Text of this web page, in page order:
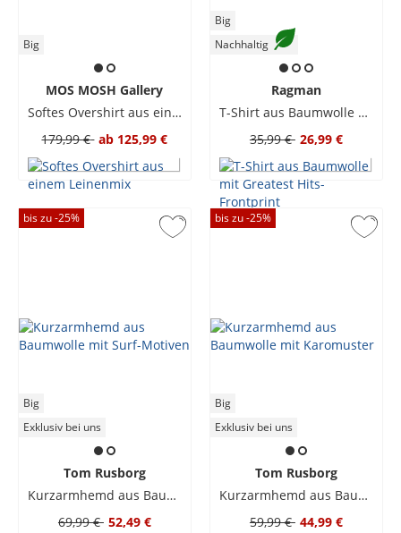
Big
MOS MOSH Gallery
Softes Overshirt aus einem Leinenmix
179,99 € ab 125,99 €
Big
Nachhaltig
Ragman
T-Shirt aus Baumwolle mit Greatest Hits-Frontprint
35,99 € 26,99 €
bis zu -25%
Big
Exklusiv bei uns
Tom Rusborg
Kurzarmhemd aus Baumwolle mit Surf-Motiven
69,99 € 52,49 €
bis zu -25%
Big
Exklusiv bei uns
Tom Rusborg
Kurzarmhemd aus Baumwolle mit Karomuster
59,99 € 44,99 €